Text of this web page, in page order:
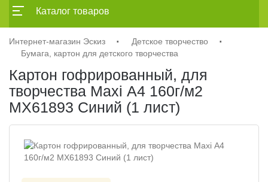
Каталог товаров
Интернет-магазин Эскиз
Детское творчество
Бумага, картон для детского творчества
Картон гофрированный, для
творчества Maxi А4 160г/м2
MX61893 Синий (1 лист)